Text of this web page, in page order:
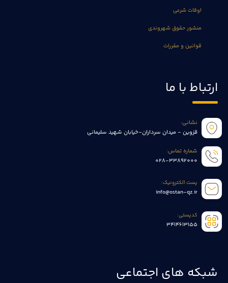
اوقات شرعی
منشور حقوق شهروندی
قوانین و مقررات
ارتباط با ما
نشانی:
قزوین - میدان سرداران-خیابان شهید سلیمانی
شماره تماس:
028-33892000
پست الکترونیک:
info@ostan-qz.ir
کدپستی:
3414613155
شبکه های اجتماعی